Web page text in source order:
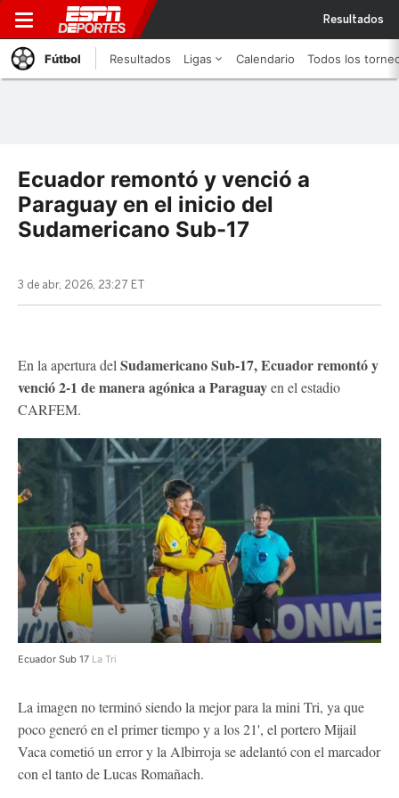
Resultados
Fútbol Resultados Ligas Calendario Todos los
Ecuador remontó y venció a
Paraguay en el inicio del
Sudamericano Sub-17
3 de abr, 2026, 23:27 ET
En la apertura del Sudamericano Sub-17, Ecuador remontó y
venció 2-1 de manera agónica a Paraguayen el estadio
CARFEM.
Ecuador Sub 17 La Tri
La imagen no terminó siendo la mejor para la mini Tri, ya que
poco generó en el primer tiempo y a los 21', el portero Mijail
Vaca cometió un error y la Albirroja se adelantó con el marcador
con el tanto de Lucas Romañach.